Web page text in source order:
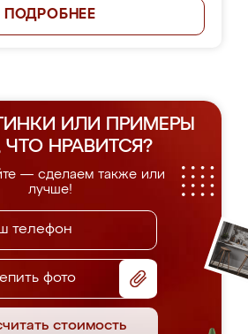
ПОДРОБНЕЕ
ИЛИ ПРИМЕРЫ
ЧТО НРАВИТСЯ?
— сделаем также или
лучше!
фото
стоимость